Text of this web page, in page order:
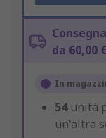
da 60,00 €
In
54 unità
un'altra